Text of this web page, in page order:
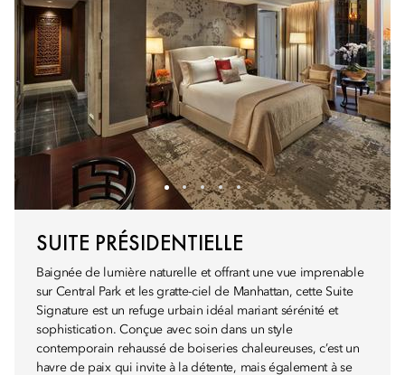
SUITE PRÉSIDENTIELLE
Baignée de lumière naturelle et offrant une vue imprenable
sur Central Park et les gratte-ciel de Manhattan, cette Suite
Signature est un refuge urbain idéal mariant sérénité et
sophistication. Conçue avec soin dans un style
contemporain rehaussé de boiseries chaleureuses, c’est un
havre de paix qui invite à la détente, mais également à se